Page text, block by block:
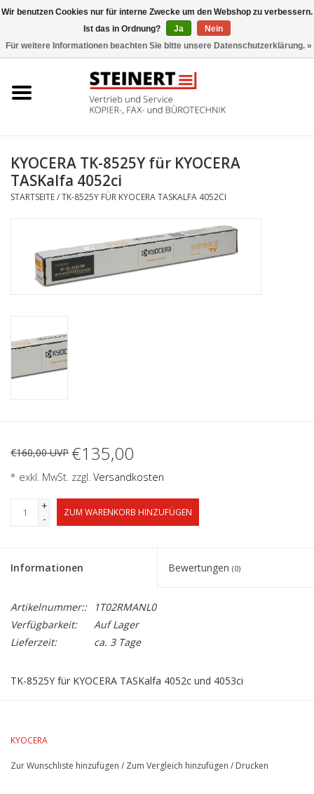
Büromaschinen- Service
Toner
Marken
KYOCERA TK-8525Y für KYOCERA
TASKalfa 4052ci
STARTSEITE/TK-8525Y FÜR KYOCERA TASKALFA 4052CI
€160,00 UVP €135,00
* exkl. MwSt. zzgl. Versandkosten
+
-
ZUM WARENKORB HINZUFÜGEN
Informationen Bewertungen (0)
Artikelnummer::
1T02RMANL0
Verfügbarkeit:
Auf Lager
Lieferzeit:
ca. 3 Tage
TK-8525Y für KYOCERA TASKalfa 4052c und 4053ci
KYOCERA
Zur Wunschliste hinzufügen / Zum Vergleich hinzufügen / Drucken
Wir benutzen Cookies nur für interne Zwecke um den Webshop zu verbessern.
Ist das in Ordnung?
Ja
Nein
Für weitere Informationen beachten Sie bitte unsere Datenschutzerklärung. »